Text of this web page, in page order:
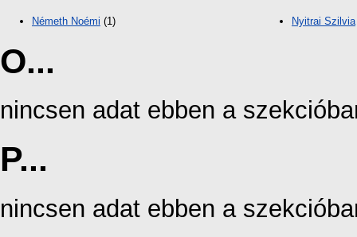
Németh Noémi (1) Nyitrai Szilvia
O...
nincsen adat ebben a
P...
nincsen adat ebben a